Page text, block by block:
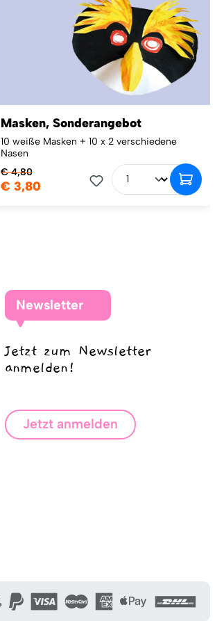
Masken, Sonderangebot
10 weiße Masken + 10 x 2 verschiedene
Nasen
€ 3,80
€ 4,80
Newsletter
Jetzt zum Newsletter
anmelden!
Jetzt anmelden